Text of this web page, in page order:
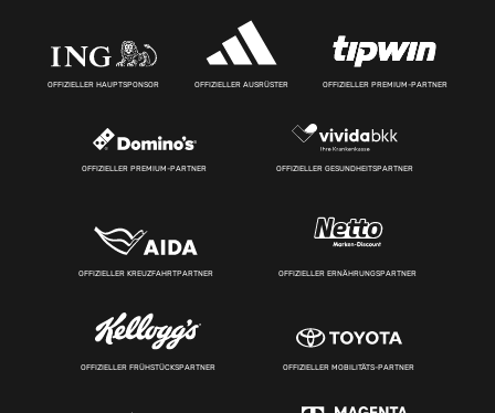
OFFIZIELLER HAUPTSPONSOR OFFIZIELLER AUSRÜSTER OFFIZIELLER PREMIUM-PARTNER
OFFIZIELLER PREMIUM-PARTNER OFFIZIELLER GESUNDHEITSPARTNER
OFFIZIELLER KREUZFAHRTPARTNER OFFIZIELLER ERNÄHRUNGSPARTNER
OFFIZIELLER FRÜHSTÜCKSPARTNER OFFIZIELLER MOBILITÄTS-PARTNER